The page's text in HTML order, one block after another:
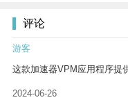
评论
游客
这款加速器VPM应用程序提
2024-06-26